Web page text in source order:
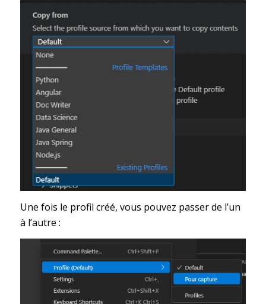
Une fois le profil créé, vous pouvez passer de l’un
à l’autre :